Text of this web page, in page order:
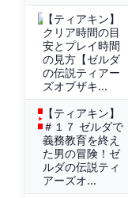
【ティアキン】
クリア時間の目
安とプレイ時間
の見方【ゼルダ
の伝説ティアー
ズオブザキ...
【ティアキン】
＃１７ ゼルダで
義務教育を終え
た男の冒険！ゼ
ルダの伝説ティ
アーズオ...